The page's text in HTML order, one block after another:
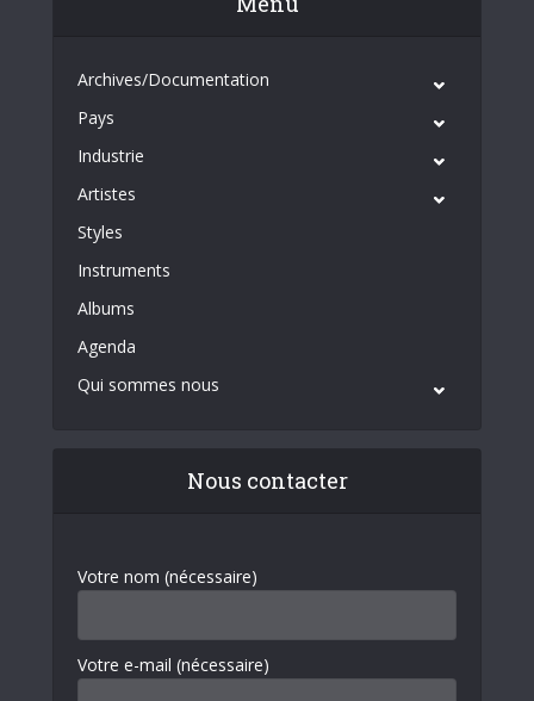
Archives/Documentation
Pays
Industrie
Artistes
Styles
Instruments
Albums
Agenda
Qui sommes nous
Nous contacter
Votre nom (nécessaire)
Votre e-mail (nécessaire)